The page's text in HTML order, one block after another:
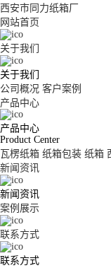
西安市同力纸箱厂
网站首页
关于我们
关于我们
公司概况 客户案例
产品中心
产品中心
Product Center
瓦楞纸箱 纸箱包装 纸箱
新闻资讯
新闻资讯
案例展示
联系方式
联系方式